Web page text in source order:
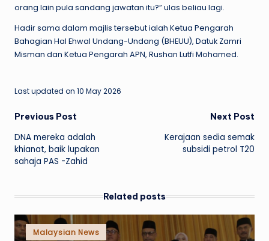
orang lain pula sandang jawatan itu?” ulas beliau lagi.
Hadir sama dalam majlis tersebut ialah Ketua Pengarah
Bahagian Hal Ehwal Undang-Undang (BHEUU), Datuk Zamri
Misman dan Ketua Pengarah APN, Rushan Lutfi Mohamed.
Last updated on 10 May 2026
Post
navigation
Previous Post
DNA mereka adalah
khianat, baik lupakan
sahaja PAS -Zahid
Next Post
Kerajaan sedia semak
subsidi petrol T20
Related posts
Posted
in
Malaysian News